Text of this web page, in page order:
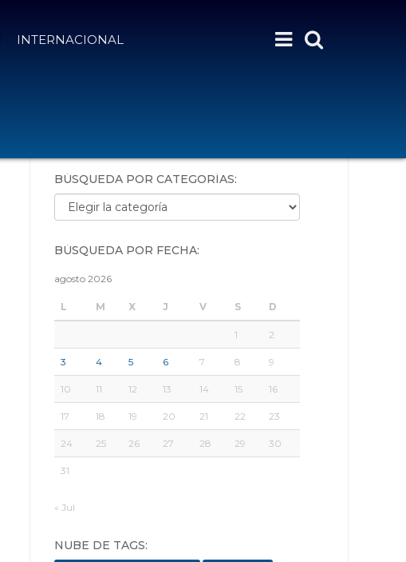
INTERNACIONAL
BÚSQUEDA POR CATEGORÍAS:
Búsqueda por categorías:
BÚSQUEDA POR FECHA:
agosto 2026
L M X J V S D
1 2
3 4 5 6 7 8 9
10 11 12 13 14 15 16
17 18 19 20 21 22 23
24 25 26 27 28 29 30
31
« Jul
NUBE DE TAGS: